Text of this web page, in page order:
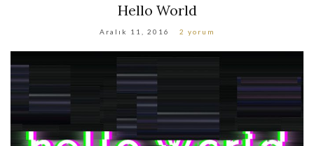
Hello World
Aralık 11, 2016 2 yorum